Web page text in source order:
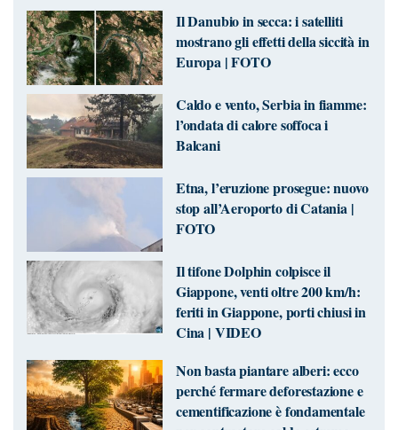
Il Danubio in secca: i satelliti
mostrano gli effetti della siccità in
Europa | FOTO
Caldo e vento, Serbia in fiamme:
l’ondata di calore soffoca i
Balcani
Etna, l’eruzione prosegue: nuovo
stop all’Aeroporto di Catania |
FOTO
Il tifone Dolphin colpisce il
Giappone, venti oltre 200 km/h:
feriti in Giappone, porti chiusi in
Cina | VIDEO
Non basta piantare alberi: ecco
perché fermare deforestazione e
cementificazione è fondamentale